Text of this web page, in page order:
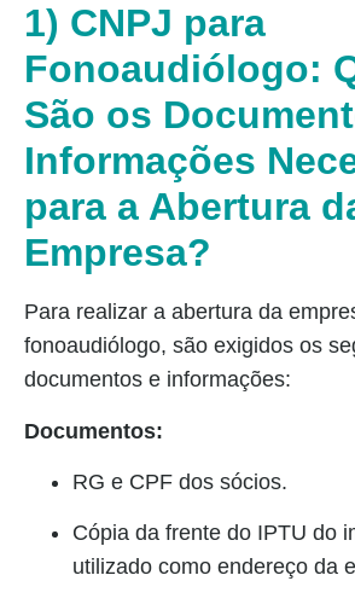
1) CNPJ para
Fonoaudiólogo:
São os
Informações
para a Abertura
Empresa?
Para realizar a abertura da
fonoaudiólogo, são exigidos os
documentos e informações:
Documentos:
RG e CPF dos sócios.
Cópia da frente do IPTU do
utilizado como endereço da